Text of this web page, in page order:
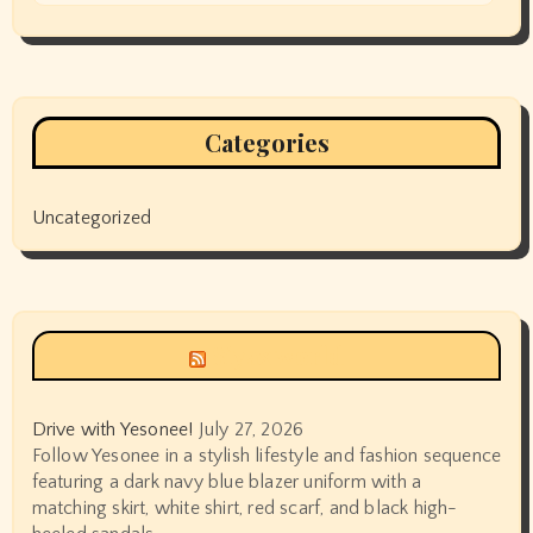
Categories
Uncategorized
Drive with Yesonee!
July 27, 2026
Follow Yesonee in a stylish lifestyle and fashion sequence
featuring a dark navy blue blazer uniform with a
matching skirt, white shirt, red scarf, and black high-